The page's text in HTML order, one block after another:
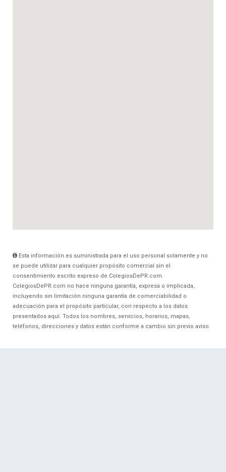
Esta información es suministrada para el uso personal solamente y no
se puede utilizar para cualquier propósito comercial sin el
consentimiento escrito expreso de ColegiosDePR.com.
ColegiosDePR.com no hace ninguna garantía, expresa o implicada,
incluyendo sin limitación ninguna garantía de comerciabilidad o
adecuación para el propósito particular, con respecto a los datos
presentados aquí. Todos los nombres, servicios, horarios, mapas,
teléfonos, direcciones y datos están conforme a cambio sin previo aviso.